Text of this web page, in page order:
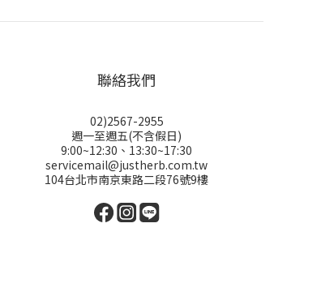
聯絡我們
02)2567-2955
週一至週五(不含假日)
9:00~12:30、13:30~17:30
servicemail@justherb.com.tw
104台北市南京東路二段76號9樓